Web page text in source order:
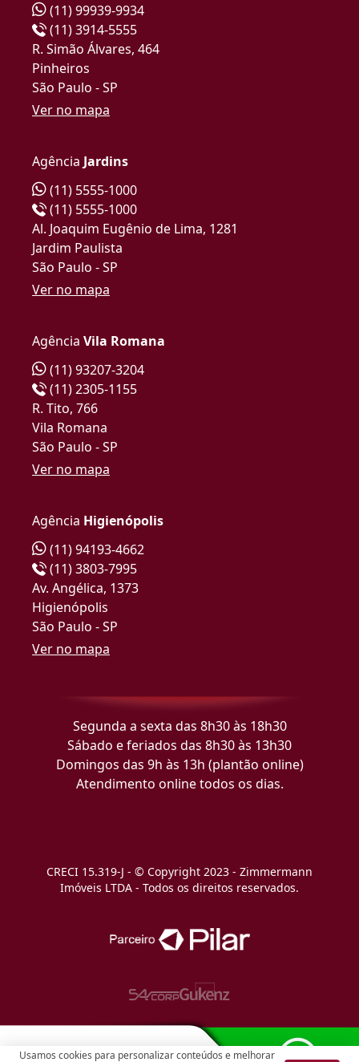
Usamos cookies para personalizar conteúdos e melhorar
(11) 99939-9934
(11) 3914-5555
R. Simão Álvares, 464
Pinheiros
São Paulo - SP
Ver no mapa
Agência Jardins
(11) 5555-1000
(11) 5555-1000
Al. Joaquim Eugênio de Lima, 1281
Jardim Paulista
São Paulo - SP
Ver no mapa
Agência Vila Romana
(11) 93207-3204
(11) 2305-1155
R. Tito, 766
Vila Romana
São Paulo - SP
Ver no mapa
Agência Higienópolis
(11) 94193-4662
(11) 3803-7995
Av. Angélica, 1373
Higienópolis
São Paulo - SP
Ver no mapa
Segunda a sexta das 8h30 às 18h30
Sábado e feriados das 8h30 às 13h30
Domingos das 9h às 13h (plantão online)
Atendimento online todos os dias.
CRECI 15.319-J - © Copyright 2023 - Zimmermann
Imóveis LTDA - Todos os direitos reservados.